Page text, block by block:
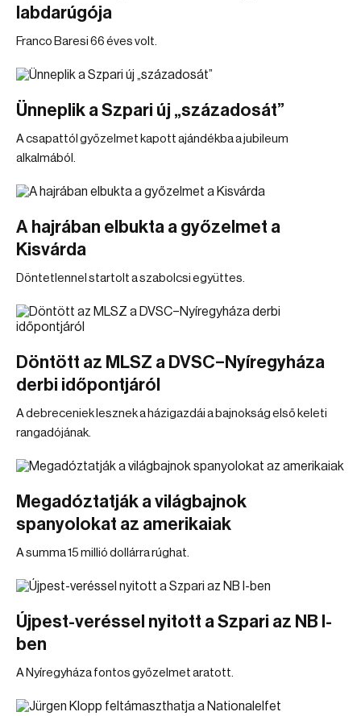
labdarúgója
Franco Baresi 66 éves volt.
Ünneplik a Szpari új „századosát”
A csapattól győzelmet kapott ajándékba a jubileum
alkalmából.
A hajrában elbukta a győzelmet a
Kisvárda
Döntetlennel startolt a szabolcsi együttes.
Döntött az MLSZ a DVSC–Nyíregyháza
derbi időpontjáról
A debreceniek lesznek a házigazdái a bajnokság első keleti
rangadójának.
Megadóztatják a világbajnok
spanyolokat az amerikaiak
A summa 15 millió dollárra rúghat.
Újpest-veréssel nyitott a Szpari az NB I-
ben
A Nyíregyháza fontos győzelmet aratott.